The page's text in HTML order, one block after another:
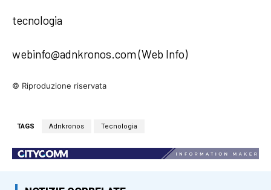
tecnologia
webinfo@adnkronos.com (Web Info)
© Riproduzione riservata
TAGS Adnkronos Tecnologia